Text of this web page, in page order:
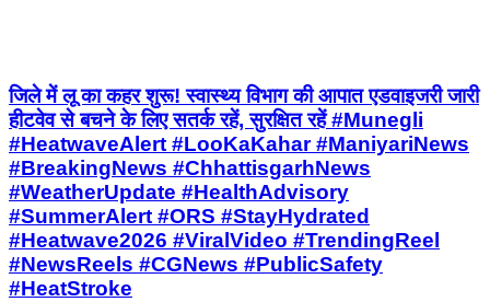
जिले में लू का कहर शुरू! स्वास्थ्य विभाग की आपात एडवाइजरी जारी
हीटवेव से बचने के लिए सतर्क रहें, सुरक्षित रहें #Munegli
#HeatwaveAlert #LooKaKahar #ManiyariNews
#BreakingNews #ChhattisgarhNews
#WeatherUpdate #HealthAdvisory
#SummerAlert #ORS #StayHydrated
#Heatwave2026 #ViralVideo #TrendingReel
#NewsReels #CGNews #PublicSafety
#HeatStroke